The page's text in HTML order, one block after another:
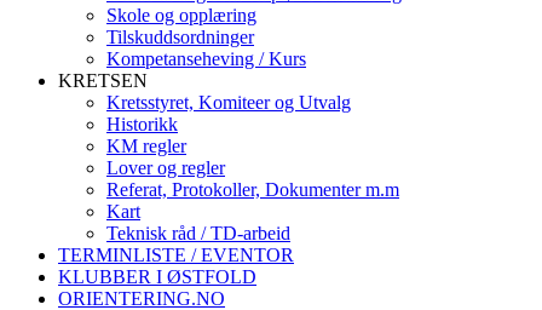
Skole og opplæring
Tilskuddsordninger
Kompetanseheving / Kurs
KRETSEN
Kretsstyret, Komiteer og Utvalg
Historikk
KM regler
Lover og regler
Referat, Protokoller, Dokumenter m.m
Kart
Teknisk råd / TD-arbeid
TERMINLISTE / EVENTOR
KLUBBER I ØSTFOLD
ORIENTERING.NO